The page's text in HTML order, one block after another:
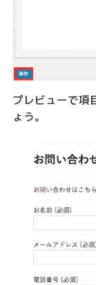
プレビューで項
ょう。